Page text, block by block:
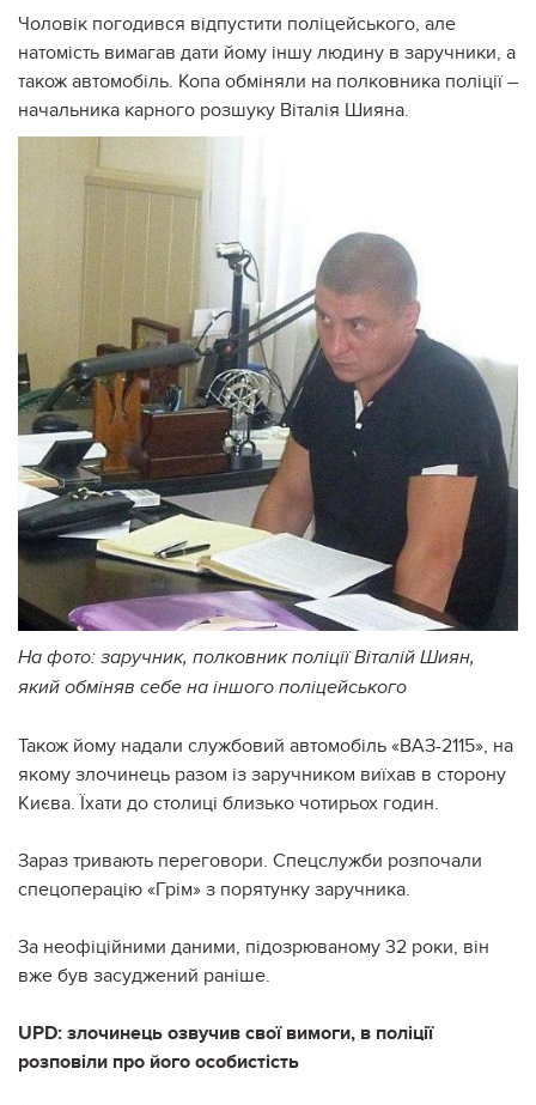
Чоловік погодився відпустити поліцейського, але
натомість вимагав дати йому іншу людину в заручники, а
також автомобіль. Копа обміняли на полковника поліції –
начальника карного розшуку Віталія Шияна.
На фото: заручник, полковник поліції Віталій Шиян,
який обміняв себе на іншого поліцейського
Також йому надали службовий автомобіль «ВАЗ-2115», на
якому злочинець разом із заручником виїхав в сторону
Києва. Їхати до столиці близько чотирьох годин.
Зараз тривають переговори. Спецслужби розпочали
спецоперацію «Грім» з порятунку заручника.
За неофіційними даними, підозрюваному 32 роки, він
вже був засуджений раніше.
UPD: злочинець озвучив свої вимоги, в поліції
розповіли про його особистість